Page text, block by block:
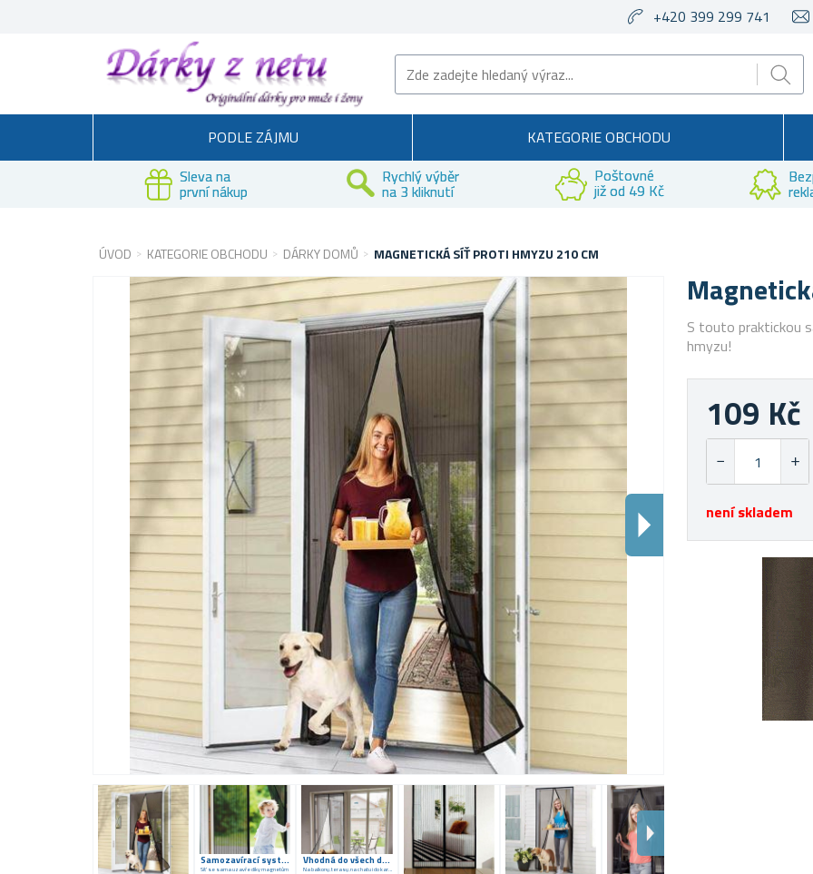
+420 399 299 741
PODLE ZÁJMU KATEGORIE OBCHODU
Sleva na
první nákup
Rychlý výběr
na 3 kliknutí
Poštovné
již od 49 Kč
ÚVOD KATEGORIE OBCHODU DÁRKY DOMŮ MAGNETICKÁ SÍŤ PROTI HMYZU 210 CM
Samozavírací systém
Síť se sama uzavře díky magnetům
Vhodná do všech dveří
Na balkony, terasy, na chatu i do karavanu
S touto praktickou
hmyzu!
109 Kč
není skladem